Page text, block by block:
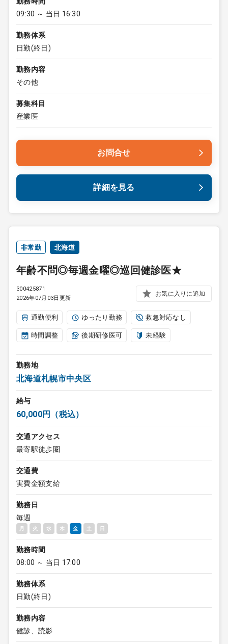
09:30 ～ 当日 16:30
勤務体系
日勤(終日)
勤務内容
その他
募集科目
産業医
お問合せ
詳細を見る
非常勤 北海道
年齢不問◎毎週金曜◎巡回健診医★
300425871
2026年07月03日更新
お気に入りに追加
通勤便利 ゆったり勤務 救急対応なし
時間調整 後期研修医可 未経験
勤務地
北海道札幌市中央区
給与
60,000円（税込）
交通アクセス
最寄駅徒歩圏
交通費
実費金額支給
勤務日
毎週
月 火 水 木 金 土 日
勤務時間
08:00 ～ 当日 17:00
勤務体系
日勤(終日)
勤務内容
健診、読影